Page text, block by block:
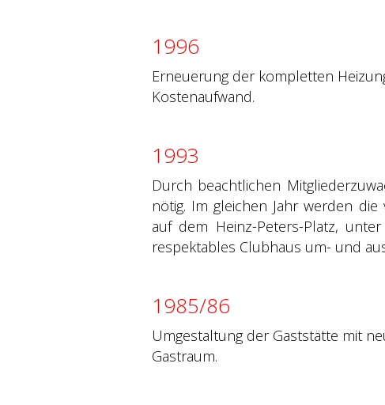
1996
Erneuerung der kompletten
Kostenaufwand.
1993
Durch beachtlichen
nötig. Im gleichen Jahr werden
auf dem Heinz-Peters-Platz,
respektables Clubhaus um- und
1985/86
Umgestaltung der Gaststätte mit
Gastraum.